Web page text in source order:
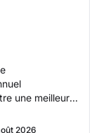
une meilleure
l…
2026